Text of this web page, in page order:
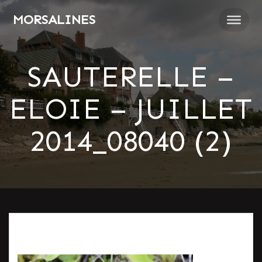
MORSALINES
SAUTERELLE –
ELOIE – JUILLET
2014_08040 (2)